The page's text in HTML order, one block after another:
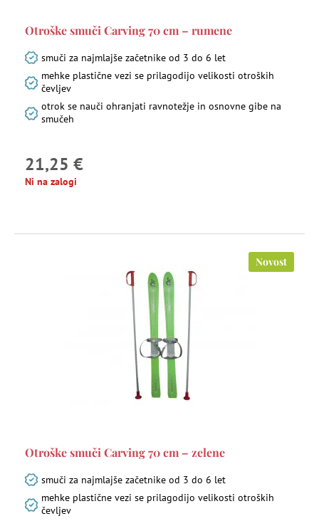
Otroške smuči Carving 70 cm – rumene
smuči za najmlajše začetnike od 3 do 6 let
mehke plastične vezi se prilagodijo velikosti otroških
čevljev
otrok se nauči ohranjati ravnotežje in osnovne gibe na
smučeh
21,25 €
Ni na zalogi
Novost
Otroške smuči Carving 70 cm – zelene
smuči za najmlajše začetnike od 3 do 6 let
mehke plastične vezi se prilagodijo velikosti otroških
čevljev